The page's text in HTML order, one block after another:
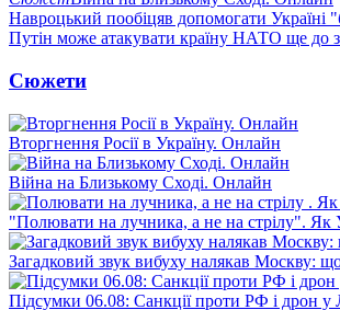
Навроцький пообіцяв допомогати Україні
Путін може атакувати країну НАТО ще до
Сюжети
Вторгнення Росії в Україну. Онлайн
Війна на Близькому Сході. Онлайн
"Полювати на лучника, а не на стрілу". Як
Загадковий звук вибуху налякав Москву:
Підсумки 06.08: Санкції проти РФ і дрон у